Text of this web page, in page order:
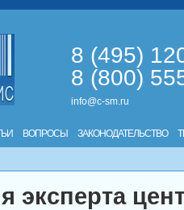
8 (495)
8 (800)
info@c-sm.ru
ВОПРОСЫ ЗАКОНОДАТЕЛЬСТВО
эксперта